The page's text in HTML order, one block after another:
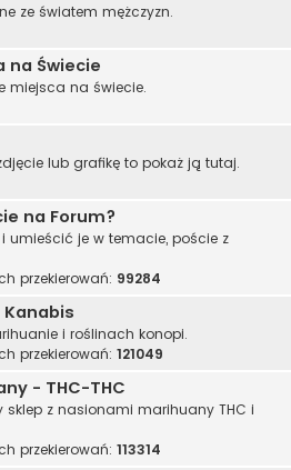
ze światem mężczyzn.
na Świecie
miejsca na świecie.
lub grafikę to pokaż ją tutaj.
na Forum?
umieścić je w temacie, poście z
przekierowań: 99284
i roślinach konopi.
przekierowań: 121049
- THC-THC
sklep z nasionami marihuany THC i
przekierowań: 113314